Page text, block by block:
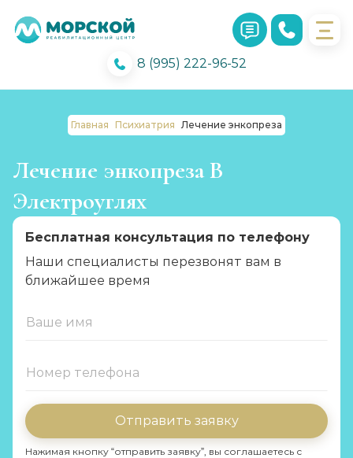
8 (995) 222-96-52
Главная Психиатрия Лечение энкопреза
Лечение энкопреза В
Электроуглях
Бесплатная консультация по телефону
Наши специалисты перезвонят вам в
ближайшее время
Отправить заявку
Нажимая кнопку “отправить заявку”, вы соглашаетесь с